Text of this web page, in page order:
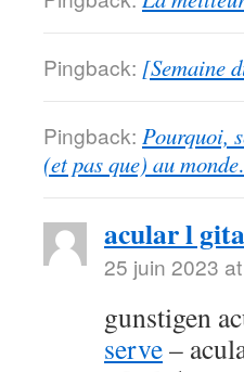
Pingback: [Semaine
Pingback: Pourquoi,
(et pas que) au
acular l
25 juin 2023
gunstigen
serve–